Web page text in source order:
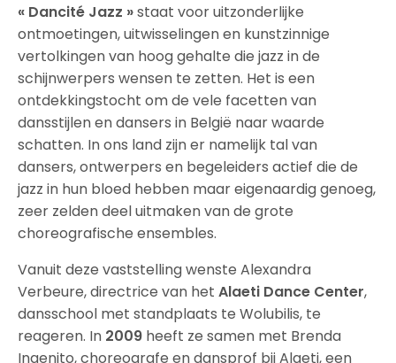
« Dancité Jazz »staat voor uitzonderlijke
ontmoetingen, uitwisselingen en kunstzinnige
vertolkingen van hoog gehalte die jazz in de
schijnwerpers wensen te zetten. Het is een
ontdekkingstocht om de vele facetten van
dansstijlen en dansers in België naar waarde
schatten. In ons land zijn er namelijk tal van
dansers, ontwerpers en begeleiders actief die de
jazz in hun bloed hebben maar eigenaardig genoeg,
zeer zelden deel uitmaken van de grote
choreografische ensembles.
Vanuit deze vaststelling wenste Alexandra
Verbeure, directrice van hetAlaeti Dance Center,
dansschool met standplaats te Wolubilis, te
reageren. In 2009 heeft ze samen met Brenda
Ingenito, choreografe en dansprof bij Alaeti, een